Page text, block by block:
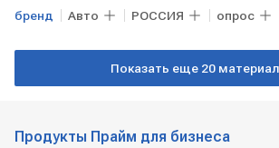
бренд Авто РОССИЯ опрос
Показать еще 20
Продукты Прайм для бизнеса